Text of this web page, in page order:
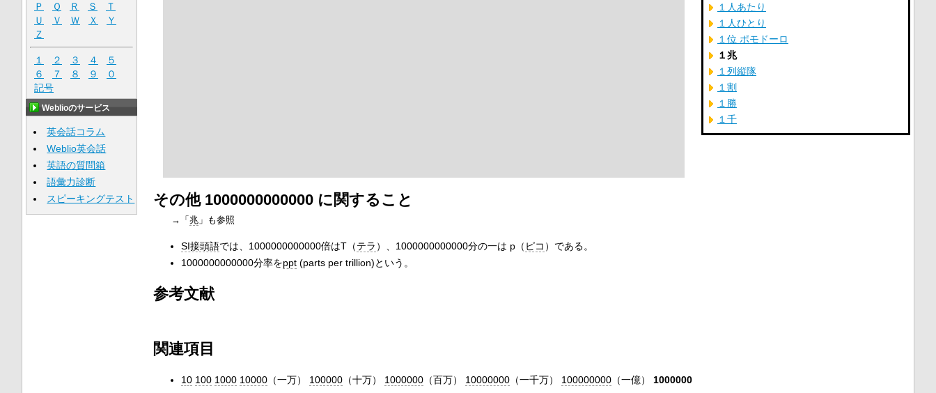
その他 1000000000000 に関すること
→「 兆」も参照
SI接頭語では、1000000000000倍はT（テラ ）、1000000000000分の一は p（ ピコ ）である。
1000000000000分率をppt(parts per trillion)という。
参考文献
関連項目
10 100 1000 10000（一万） 100000（十万） 1000000（百万） 10000000（一千万） 100000000（一億） 1000000
Ｐ
Ｑ Ｒ Ｓ
Ｔ
Ｕ
Ｖ Ｗ Ｘ
Ｙ
Ｚ
１ ２ ３ ４
５
６
７ ８ ９
０
記号
Weblioのサービス
英会話コラム
Weblio英会話
英語の質問箱
語彙力診断
スピーキングテスト
１人あたり
１人ひとり
１位 ポモドーロ
１兆
１列縦隊
１割
１勝
１千